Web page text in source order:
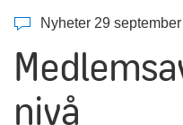
Nyheter 29
nivå